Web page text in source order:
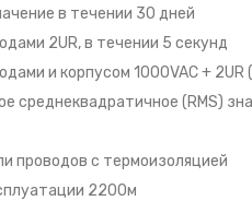
в течении 30 дней
2UR, в течении 5 секунд
и корпусом 1000VAC + 2UR
среднеквадратичное (RMS)
проводов с термоизоляцией
2200м